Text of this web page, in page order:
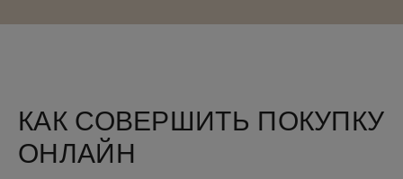
КАК СОВЕРШИТЬ ПОКУПКУ
ОНЛАЙН